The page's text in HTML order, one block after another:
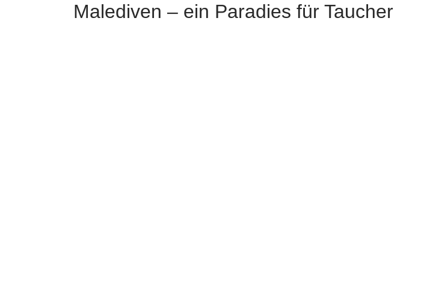
Malediven – ein Paradies für Taucher